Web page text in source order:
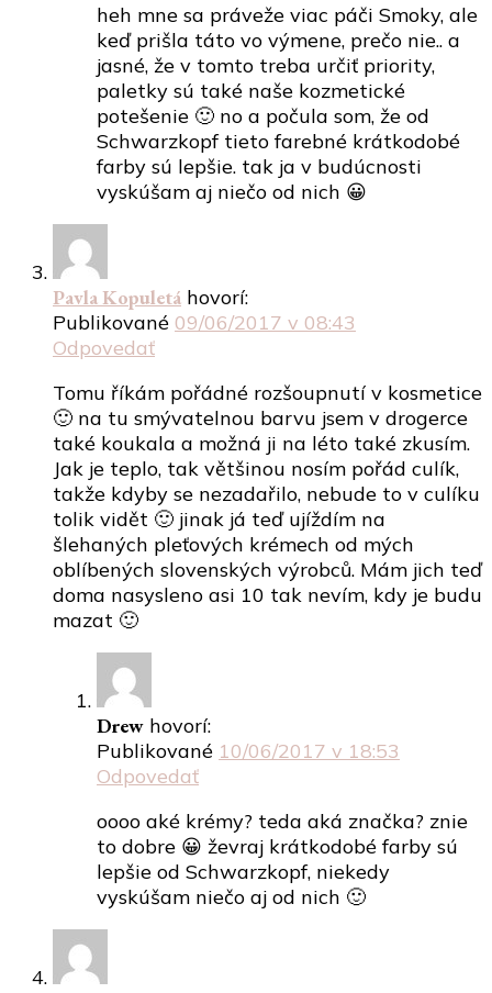
heh mne sa práveže viac páči Smoky, ale
keď prišla táto vo výmene, prečo nie.. a
jasné, že v tomto treba určiť priority,
paletky sú také naše kozmetické
potešenie 🙂 no a počula som, že od
Schwarzkopf tieto farebné krátkodobé
farby sú lepšie. tak ja v budúcnosti
vyskúšam aj niečo od nich 😀
Pavla Kopuletá hovorí:
Publikované 09/06/2017 v 08:43
Odpovedať
Tomu říkám pořádné rozšoupnutí v kosmetice
🙂 na tu smývatelnou barvu jsem v drogerce
také koukala a možná ji na léto také zkusím.
Jak je teplo, tak většinou nosím pořád culík,
takže kdyby se nezadařilo, nebude to v culíku
tolik vidět 🙂 jinak já teď ujíždím na
šlehaných pleťových krémech od mých
oblíbených slovenských výrobců. Mám jich teď
doma nasysleno asi 10 tak nevím, kdy je budu
mazat 🙂
Drew hovorí:
Publikované 10/06/2017 v 18:53
Odpovedať
oooo aké krémy? teda aká značka? znie
to dobre 😀 ževraj krátkodobé farby sú
lepšie od Schwarzkopf, niekedy
vyskúšam niečo aj od nich 🙂